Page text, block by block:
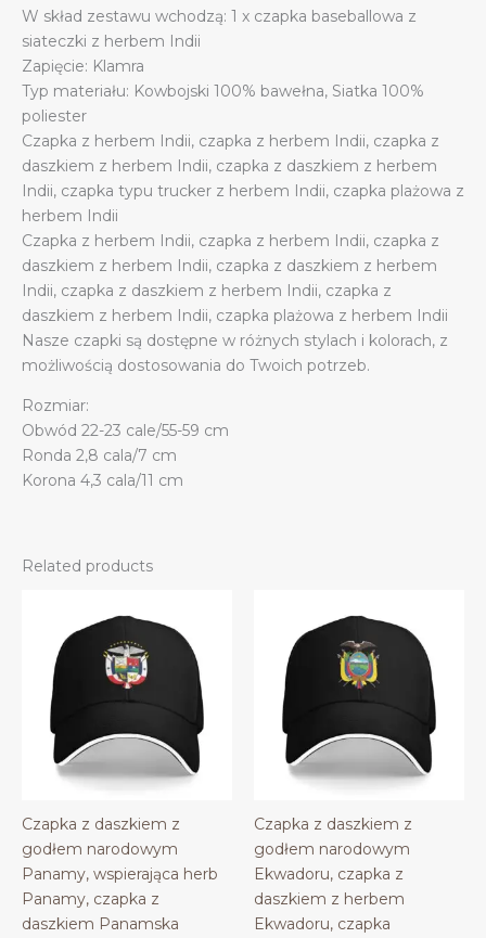
trucker
quantity
W skład zestawu wchodzą: 1 x czapka baseballowa z
siateczki z herbem Indii
Zapięcie: Klamra
Typ materiału: Kowbojski 100% bawełna, Siatka 100%
poliester
Czapka z herbem Indii, czapka z herbem Indii, czapka z
daszkiem z herbem Indii, czapka z daszkiem z herbem
Indii, czapka typu trucker z herbem Indii, czapka plażowa z
herbem Indii
Czapka z herbem Indii, czapka z herbem Indii, czapka z
daszkiem z herbem Indii, czapka z daszkiem z herbem
Indii, czapka z daszkiem z herbem Indii, czapka z
daszkiem z herbem Indii, czapka plażowa z herbem Indii
Nasze czapki są dostępne w różnych stylach i kolorach, z
możliwością dostosowania do Twoich potrzeb.
Rozmiar:
Obwód 22-23 cale/55-59 cm
Ronda 2,8 cala/7 cm
Korona 4,3 cala/11 cm
Related products
Czapka z daszkiem z
godłem narodowym
Panamy, wspierająca herb
Panamy, czapka z
daszkiem Panamska
Czapka z daszkiem z
godłem narodowym
Ekwadoru, czapka z
daszkiem z herbem
Ekwadoru, czapka